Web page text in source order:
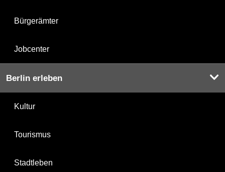
Bürgerämter
Jobcenter
Berlin erleben
Kultur
Tourismus
Stadtleben